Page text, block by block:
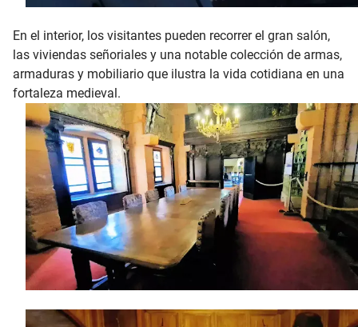
En el interior, los visitantes pueden recorrer el gran salón,
las viviendas señoriales y una notable colección de armas,
armaduras y mobiliario que ilustra la vida cotidiana en una
fortaleza medieval.